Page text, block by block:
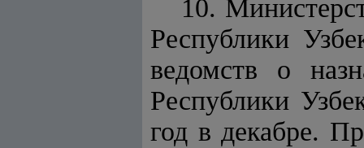
10.
Республики
ведомств о
Республики
год в декабре.